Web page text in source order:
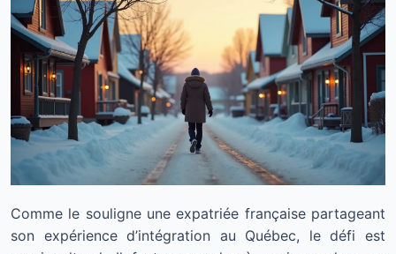
Comme le souligne une expatriée française partageant
son expérience d’intégration au Québec, le défi est